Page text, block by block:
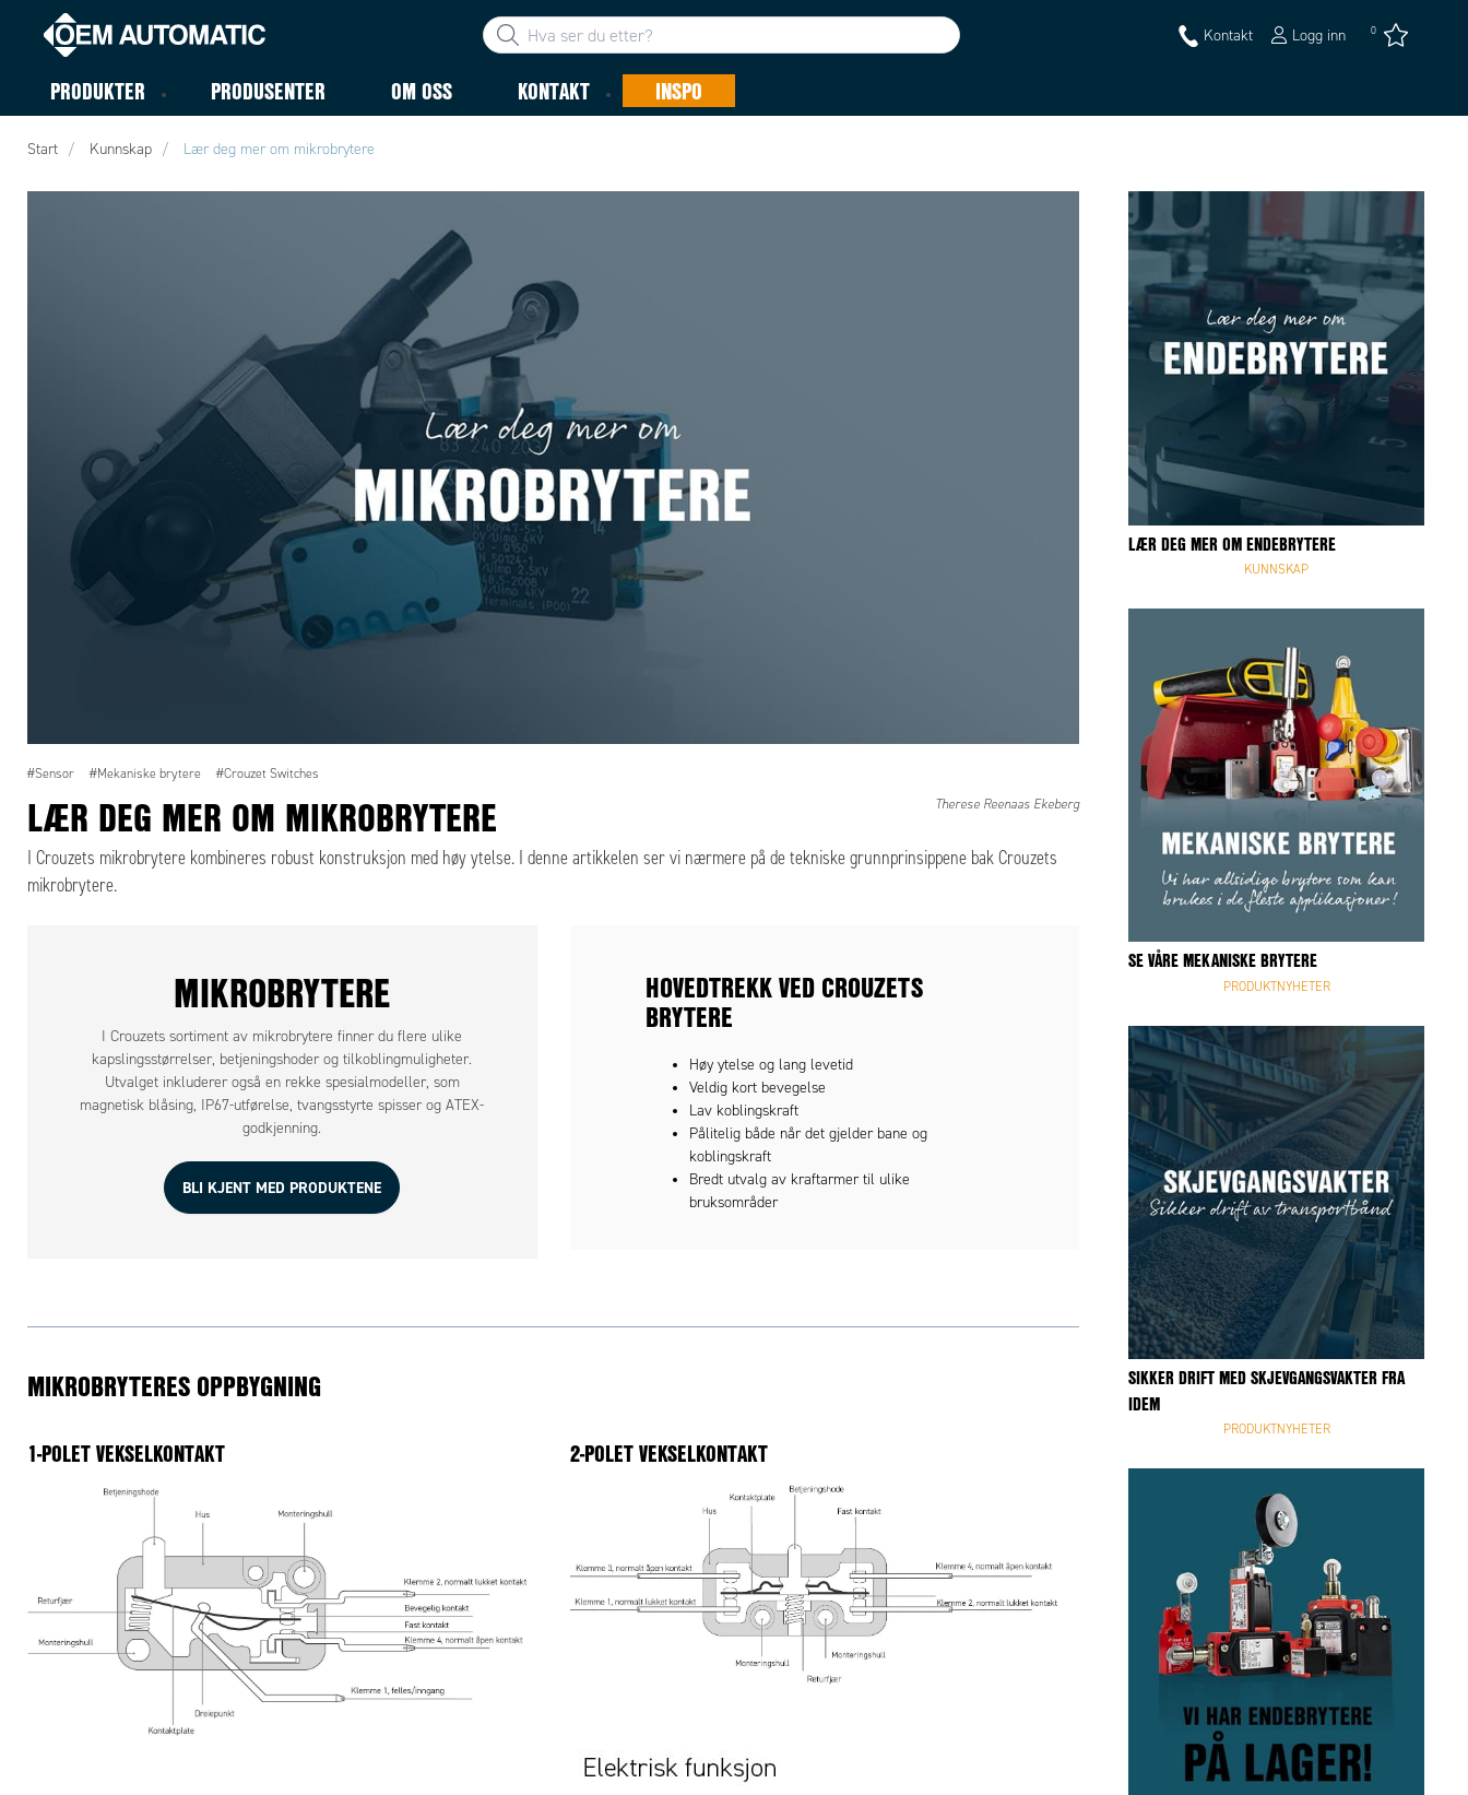
Kontakt Logg inn 0
PRODUKTER PRODUSENTER OM OSS KONTAKT INSPO
Start Kunnskap Lær deg mer om mikrobrytere
#Sensor #Mekaniske brytere #Crouzet Switches
LÆR DEG MER OM MIKROBRYTERE Therese Reenaas Ekeberg
I Crouzets mikrobrytere kombineres robust konstruksjon med høy ytelse. I denne artikkelen ser vi nærmere på de tekniske grunnprinsippene bak Crouzets
mikrobrytere.
MIKROBRYTERE
I Crouzets sortiment av mikrobrytere finner du flere ulike
kapslingsstørrelser, betjeningshoder og tilkoblingmuligheter.
Utvalget inkluderer også en rekke spesialmodeller, som
magnetisk blåsing, IP67-utførelse, tvangsstyrte spisser og ATEX-
godkjenning.
BLI KJENT MED PRODUKTENE
HOVEDTREKK VED CROUZETS
BRYTERE
Høy ytelse og lang levetid
Veldig kort bevegelse
Lav koblingskraft
Pålitelig både når det gjelder bane og
koblingskraft
Bredt utvalg av kraftarmer til ulike
bruksområder
MIKROBRYTERES OPPBYGNING
1-POLET VEKSELKONTAKT 2-POLET VEKSELKONTAKT
LÆR DEG MER OM ENDEBRYTERE
KUNNSKAP
SE VÅRE MEKANISKE BRYTERE
PRODUKTNYHETER
SIKKER DRIFT MED SKJEVGANGSVAKTER FRA
IDEM
PRODUKTNYHETER